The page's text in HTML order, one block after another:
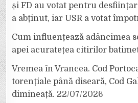
și FD au votat pentru
a abținut, iar USR a votat
Cum influențează adâncimea
apei acuratețea citirilor
Vremea în Vrancea. Cod
torențiale până diseară, Cod
dimineață. 22/07/2026